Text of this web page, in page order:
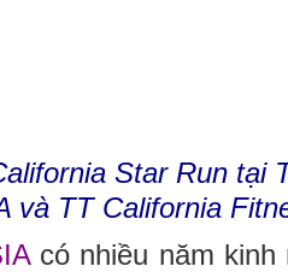
Star Run tại
và TT California
có nhiều năm kinh